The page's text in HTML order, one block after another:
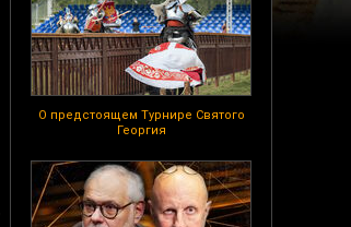
О предстоящем Турнире Святого
Георгия